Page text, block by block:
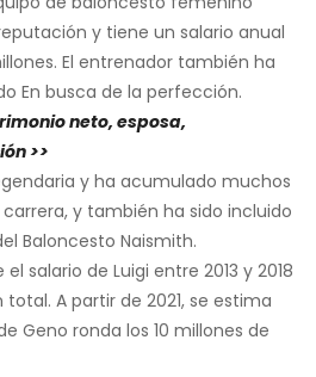
y tiene un salario anual
El entrenador también ha
En busca de la perfección.
neto, esposa,
>>
y ha acumulado muchos
y también ha sido incluido
Baloncesto Naismith.
salario de Luigi entre 2013 y 2018
total. A partir de 2021, se estima
Geno ronda los 10 millones de